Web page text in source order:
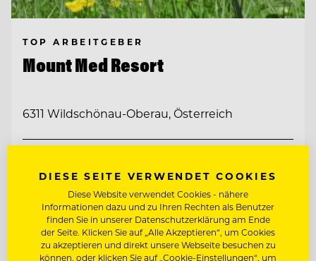
TOP ARBEITGEBER
Mount Med Resort
6311 Wildschönau-Oberau, Österreich
SENIOR RESERVIERUNGS- & FRONT
OFFICE SPECIALIST (M/W/D)
Entdecke alle Jobs
DIESE SEITE VERWENDET COOKIES
Diese Website verwendet Cookies - nähere
Informationen dazu und zu Ihren Rechten als Benutzer
finden Sie in unserer Datenschutzerklärung am Ende
der Seite. Klicken Sie auf „Alle Akzeptieren“, um Cookies
zu akzeptieren und direkt unsere Webseite besuchen zu
können, oder klicken Sie auf „Cookie-Einstellungen“, um